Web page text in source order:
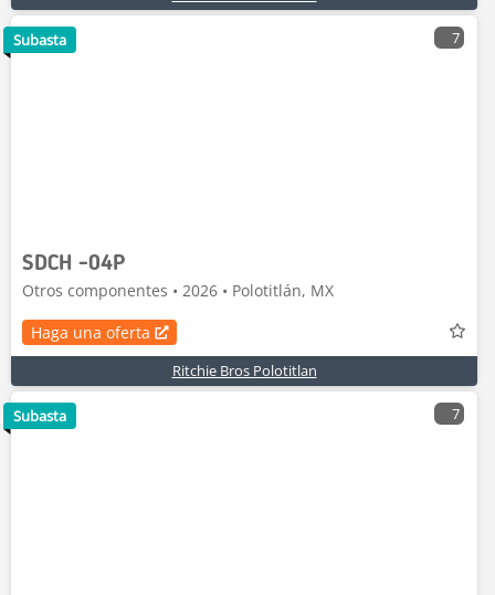
7
SDCH -04P
Otros componentes • 2026 • Polotitlán, MX
Haga una oferta
Ritchie Bros Polotitlan
Subasta
7
Subasta